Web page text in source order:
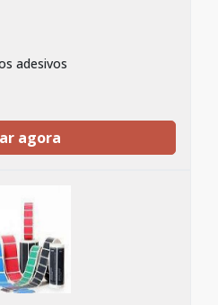
adesivos
agora